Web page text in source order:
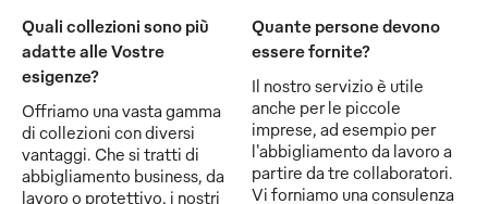
Quali collezioni sono più
adatte alle Vostre
esigenze?
Offriamo una vasta gamma
di collezioni con diversi
vantaggi. Che si tratti di
abbigliamento business, da
lavoro o protettivo, i nostri
Quante persone devono
essere fornite?
Il nostro servizio è utile
anche per le piccole
imprese, ad esempio per
l'abbigliamento da lavoro a
partire da tre collaboratori.
Vi forniamo una consulenza